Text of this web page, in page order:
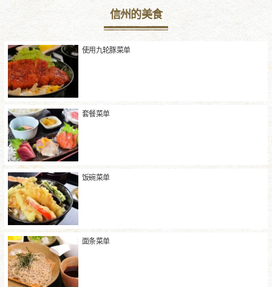
信州的美食
使用九轮豚菜单
套餐菜单
饭碗菜单
面条菜单